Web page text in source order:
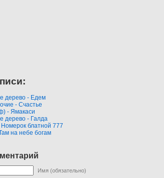
дерево - Едем
- Счастье
- Ямакаси
дерево - Галда
Номерок блатной 777
на небе богам
Имя (обязательно)